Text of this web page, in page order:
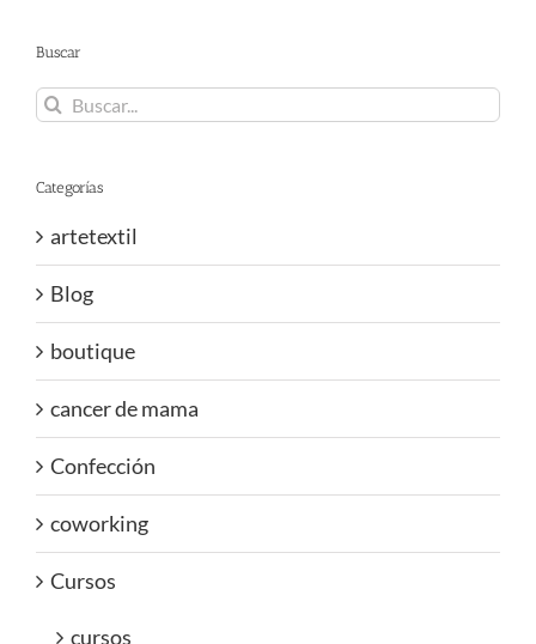
Buscar
Buscar:
Categorías
artetextil
Blog
boutique
cancer de mama
Confección
coworking
Cursos
cursos